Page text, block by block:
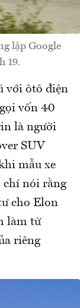
lập Google
19.
với ôtô điện
vốn 40
là người
SUV
mẫu xe
chí nói rằng
cho Elon
làm từ
riêng